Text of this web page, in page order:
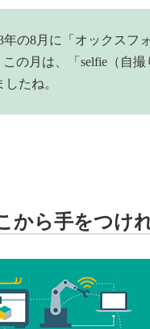
年の8月に「オックスフ
の月は、「selfie（自撮
たね。
ら手をつけ